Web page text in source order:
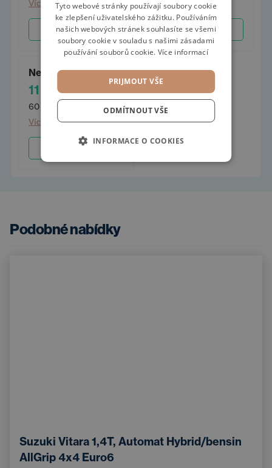
Více informací
Sjednat
Více informací
Sjednat
Neomezený 60
11 260 Kč/měs.
60 měsíců
Více informací
Sjednat
Podobné nabídky
Suzuki Vitara 1,4T, Automat Hybrid/bensin
AllGrip 4x4 Euro6
POLISH
GERMAN
Tyto webové stránky používají soubory cookie
ke zlepšení uživatelského zážitku. Používáním
našich webových stránek souhlasíte se všemi
soubory cookie v souladu s našimi zásadami
používání souborů cookie. Více informací
PRIJMOUT VŠE
ODMÍTNOUT VŠE
INFORMACE O COOKIES